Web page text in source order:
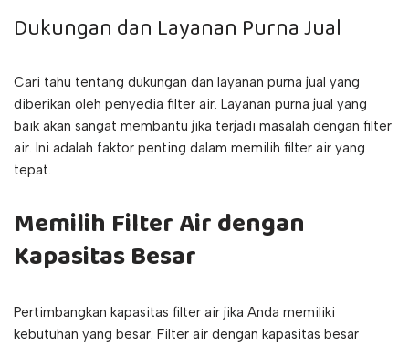
Dukungan dan Layanan Purna Jual
Cari tahu tentang dukungan dan layanan purna jual yang
diberikan oleh penyedia filter air. Layanan purna jual yang
baik akan sangat membantu jika terjadi masalah dengan filter
air. Ini adalah faktor penting dalam memilih filter air yang
tepat.
Memilih Filter Air dengan
Kapasitas Besar
Pertimbangkan kapasitas filter air jika Anda memiliki
kebutuhan yang besar. Filter air dengan kapasitas besar